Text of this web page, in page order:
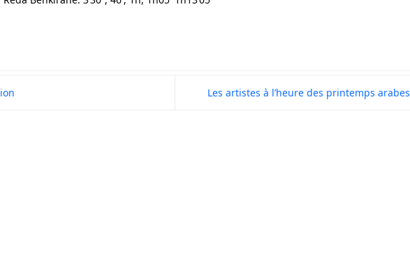
Les artistes à l’heure des printemps arabes